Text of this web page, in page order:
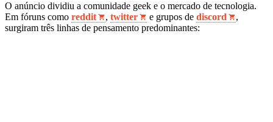
O anúncio dividiu a comunidade geek e o mercado de tecnologia.
Em fóruns como reddit , twitter e grupos de discord
,
surgiram três linhas de pensamento predominantes: